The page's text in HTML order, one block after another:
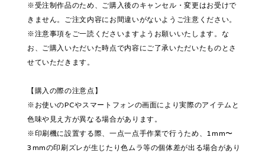
※受注制作品のため、ご購入後のキャンセル・変更はお受けで
きません。ご注文内容にお間違いがないようご注意ください。
※注意事項をご一読くださいますようお願いいたします。な
お、ご購入いただいた時点で内容にご了承いただいたものとさ
せていただきます。
【購入の際の注意点】
※お使いのPCやスマートフォンの画面により実際のアイテムと
色味や見え方が異なる場合があります。
※印刷機に設置する際、一点一点手作業で行うため、1mm〜
3mmの印刷ズレが生じたり色ムラ等の個体差が出る場合があり